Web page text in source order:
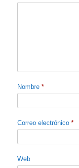
Nombre *
Correo electrónico *
Web